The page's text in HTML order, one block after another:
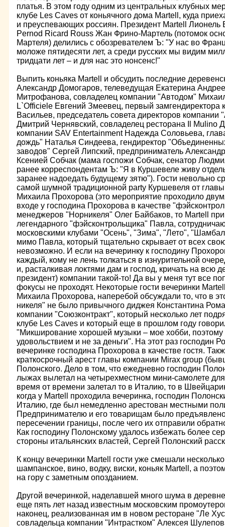
платья. В этом году одним из центральных клубных
клубе Les Caves от коньячного дома Martell, куда
и преуспевающих россиян. Президент Martell Лионель
Pernod Ricard Rouss Жан Фрино-Мартель (потомок
Мартеля) делились с обозревателем Ъ: "У нас во
моложе пятидесяти лет, а среди русских мы видим
тридцати лет – и для нас это нонсенс!"
Выпить коньяка Martell и обсудить последние
Александр Домогаров, телеведущая Екатерина
Митрофанова, совладелец компании "Автодом"
L`Officiele Евгений Змеевец, первый
Васильев, председатель совета директоров
Дмитрий Чернявский, совладелец ресторана Il Mulino
компании SAV Entertainment Надежда Соловьева,
дождь" Наталья Синдеева, гендиректор
заводов" Сергей Липский, предприниматель
Ксенией Собчак (мама госпожи Собчак, сенатор
ранее корреспондентам Ъ: "Я в Куршевеле живу
заранее надоедать будущему зятю"). Гости невольно
самой шумной традиционной party Куршевеля от
Михаила Прохорова (это мероприятие проходило
входе у господина Прохорова в качестве
менеджеров "Норникеля" Олег Байбаков, то Martell
легендарного "фэйсконтрольщика" Павла,
московскими клубами "Осень", "Зима", "Лето",
мимо Павла, который тщательно скрывает от всех
невозможно. И если на вечеринку к господину
каждый, кому не лень толкаться в изнурительной
и, расталкивая локтями дам и господ, кричать на всю
президент) компании такой-то! Да вы у меня тут все
фокусы не проходят. Некоторые гости вечеринки
Михаила Прохорова, наперебой обсуждали то, что в
никеля" не было привычного диджея Константина
компании "Союзконтракт", который несколько лет
клубе Les Caves и который еще в прошлом году
"Микширование хорошей музыки – мое хобби, поэтому
удовольствием и не за деньги". На этот раз господин
вечеринке господина Прохорова в качестве гостя.
краткосрочный арест главы компании Mirax group
Полонского. Дело в том, что ежедневно господин
лыжах вылетал на четырехместном мини-самолете
время от времени залетал то в Италию, то в
когда у Martell проходила вечеринка, господин
Италию, где был немедленно арестован местными
Предпринимателю и его товарищам было
пересечении границы, после чего их отправили
Как господину Полонскому удалось избежать более
стороны итальянских властей, Сергей Полонский
К концу вечеринки Martell гости уже смешали
шампанское, вино, водку, виски, коньяк Martell, а
на гору с заметным опозданием.
Другой вечеринкой, наделавшей много шума в
еще пять лет назад известным московским
наконец, реализованная им в новом ресторане "Ле
совладельца компании "Интрастком" Алексея